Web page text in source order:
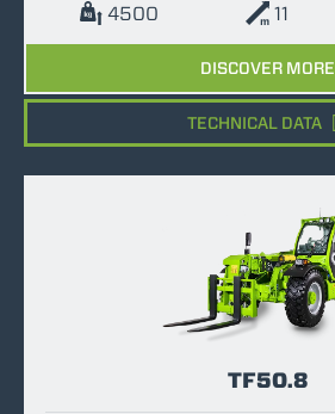
4500 11
DISCOVER MORE
TECHNICAL DATA
TF50.8